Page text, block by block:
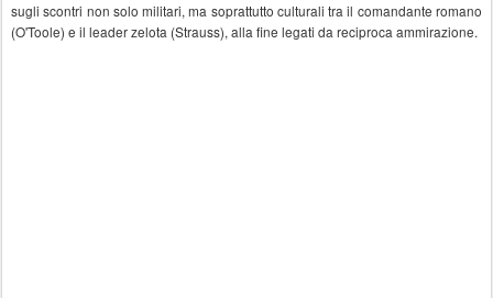
sugli scontri non solo militari, ma soprattutto culturali tra il comandante romano
(O'Toole) e il leader zelota (Strauss), alla fine legati da reciproca ammirazione.